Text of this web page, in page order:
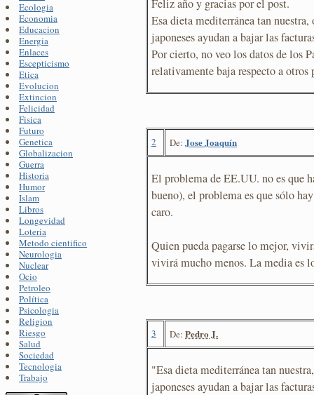
Ecologia
Economia
Educacion
Energia
Enlaces
Escepticismo
Etica
Evolucion
Extincion
Felicidad
Fisica
Futuro
Genetica
Globalizacion
Guerra
Historia
Humor
Islam
Libros
Longevidad
Loteria
Metodo cientifico
Neurologia
Nuclear
Ocio
Petroleo
Política
Psicologia
Religion
Riesgo
Salud
Sociedad
Tecnologia
Trabajo
Feliz año y gracias por el post.
Esa dieta mediterránea tan
japoneses ayudan a bajar las
Por cierto, no veo los datos de los
relativamente baja respecto a otros
2 De: Jose Joaquín
El problema de EE.UU. no es que
bueno), el problema es que sólo
caro.
Quien pueda pagarse lo mejor,
vivirá mucho menos. La media es
3 De: Pedro J.
"Esa dieta mediterránea tan
japoneses ayudan a bajar las